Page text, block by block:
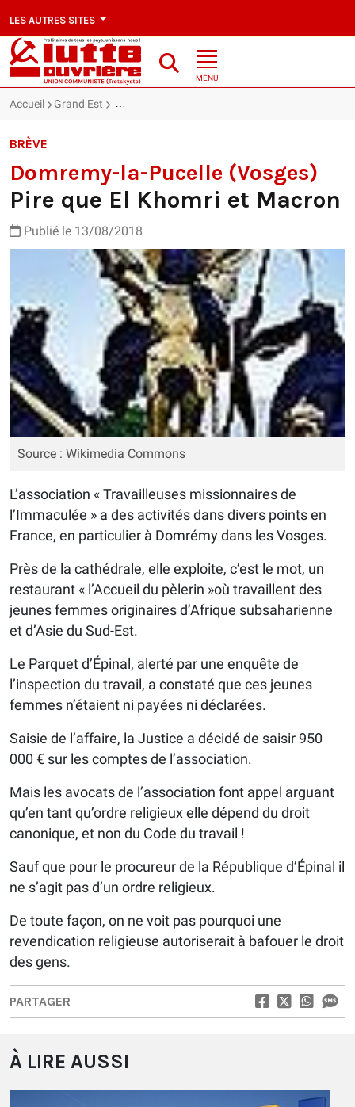
LES AUTRES SITES
MENU
Accueil Grand Est Domremy-la-Pucelle (Vosges) : Pire que El
BRÈVE
Domremy-la-Pucelle (Vosges)
Pire que El Khomri et Macron
Publié le 13/08/2018
Source : Wikimedia Commons
L’association « Travailleuses missionnaires de
l’Immaculée » a des activités dans divers points en
France, en particulier à Domrémy dans les Vosges.
Près de la cathédrale, elle exploite, c’est le mot, un
restaurant « l’Accueil du pèlerin »où travaillent des
jeunes femmes originaires d’Afrique subsaharienne
et d’Asie du Sud-Est.
Le Parquet d’Épinal, alerté par une enquête de
l’inspection du travail, a constaté que ces jeunes
femmes n’étaient ni payées ni déclarées.
Saisie de l’affaire, la Justice a décidé de saisir 950
000 € sur les comptes de l’association.
Mais les avocats de l’association font appel arguant
qu’en tant qu’ordre religieux elle dépend du droit
canonique, et non du Code du travail !
Sauf que pour le procureur de la République d’Épinal il
ne s’agit pas d’un ordre religieux.
De toute façon, on ne voit pas pourquoi une
revendication religieuse autoriserait à bafouer le droit
des gens.
PARTAGER
À LIRE AUSSI